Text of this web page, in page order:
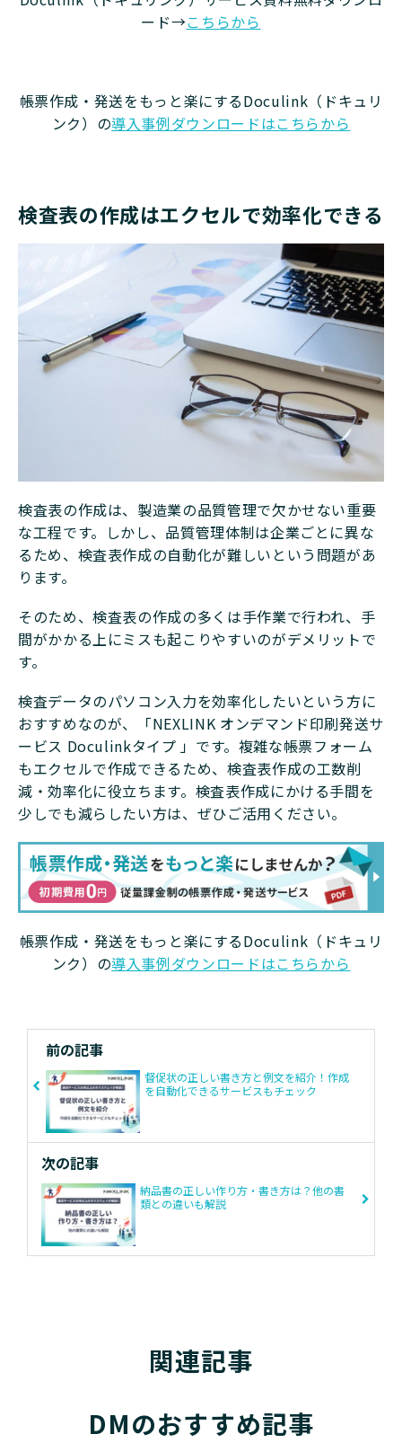
ード→こちらから
帳票作成・発送をもっと楽にするDoculink（ドキュリ
ンク）の導入事例ダウンロードはこちらから
検査表の作成はエクセルで効率化できる
検査表の作成は、製造業の品質管理で欠かせない重要
な工程です。しかし、品質管理体制は企業ごとに異な
るため、検査表作成の自動化が難しいという問題があ
ります。
そのため、検査表の作成の多くは手作業で行われ、手
間がかかる上にミスも起こりやすいのがデメリットで
す。
検査データのパソコン入力を効率化したいという方に
おすすめなのが、「NEXLINK オンデマンド印刷発送サ
ービス Doculinkタイプ 」です。複雑な帳票フォーム
もエクセルで作成できるため、検査表作成の工数削
減・効率化に役立ちます。検査表作成にかける手間を
少しでも減らしたい方は、ぜひご活用ください。
帳票作成・発送をもっと楽にするDoculink（ドキュリ
ンク）の導入事例ダウンロードはこちらから
前の記事
督促状の正しい書き方と例文を紹介！作成
を自動化できるサービスもチェック
次の記事
納品書の正しい作り方・書き方は？他の書
類との違いも解説
関連記事
DMのおすすめ記事